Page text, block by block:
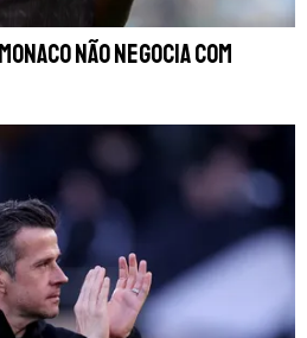
não negocia com